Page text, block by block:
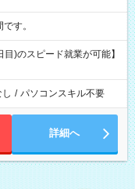
です。
)のスピード就業が可能】
/ パソコンスキル不要
詳細へ